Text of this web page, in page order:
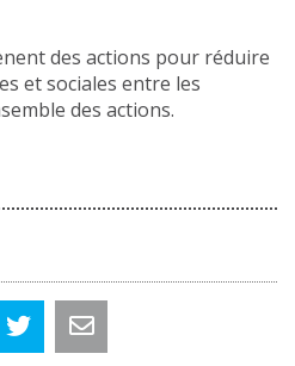
des actions pour réduire
et sociales entre les
des actions.